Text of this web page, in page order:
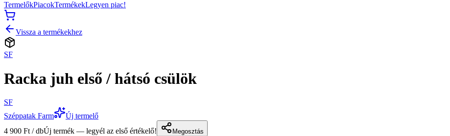
TermelőkPiacokTermékekLegyen piac!
Vissza a termékekhez
SF
Racka juh első / hátsó csülök
SF
Széppatak Farm
Új termelő
4 900 Ft / dbÚj termék — legyél az első értékelő! Megosztás